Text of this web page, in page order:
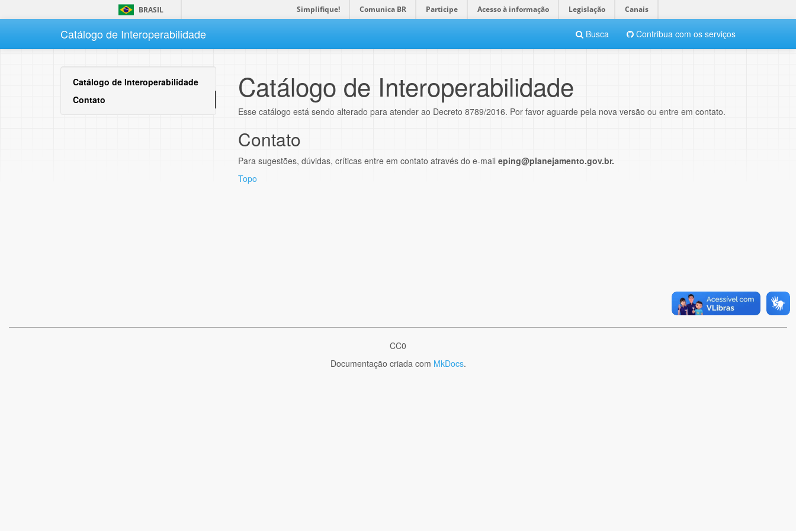
BRASIL Simplifique! Comunica BR Participe Acesso à informação Legislação Canais
Catálogo de Interoperabilidade Busca Contribua com os serviços
Catálogo de Interoperabilidade
Contato
Catálogo de Interoperabilidade
Esse catálogo está sendo alterado para atender ao Decreto 8789/2016. Por favor aguarde pela nova versão ou entre em contato.
Contato
Para sugestões, dúvidas, críticas entre em contato através do e-mail eping@planejamento.gov.br.
Topo
CC0
Documentação criada com MkDocs.